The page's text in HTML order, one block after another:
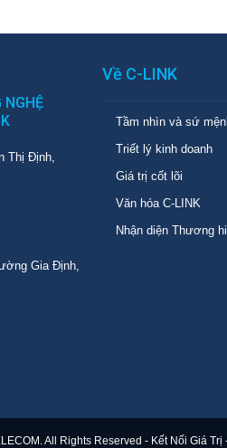
NGHỆ
Thị Định,
Gia Định,
Về C-LINK
Tầm nhìn và sứ
Triết lý kinh doanh
Giá trị cốt lõi
Văn hóa C-LINK
Nhận diện Thương
All Rights Reserved - Kết Nối Giá